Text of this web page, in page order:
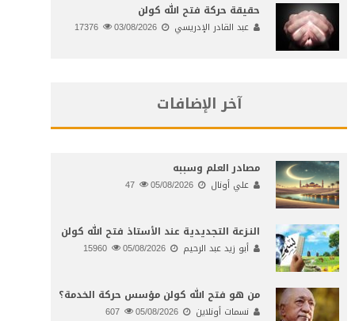
حقيقة حركة فتح الله كولن
عبد القادر الإدريسي 03/08/2026
آخر الإضافات
مصادر العلم وسببه
علي أونال 05/08/2026
النـزعة التجديدية عند الأستاذ فتح الله كولن
أبو زيد عبد الرحيم 05/08/2026
من هو فتح الله كولن مؤسس حركة الخدمة؟
نسمات أونلاين 05/08/2026